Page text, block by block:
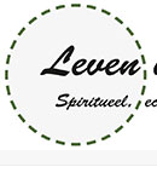
Skip
to
content
Open
mobile
menu
Close
mobile
menu